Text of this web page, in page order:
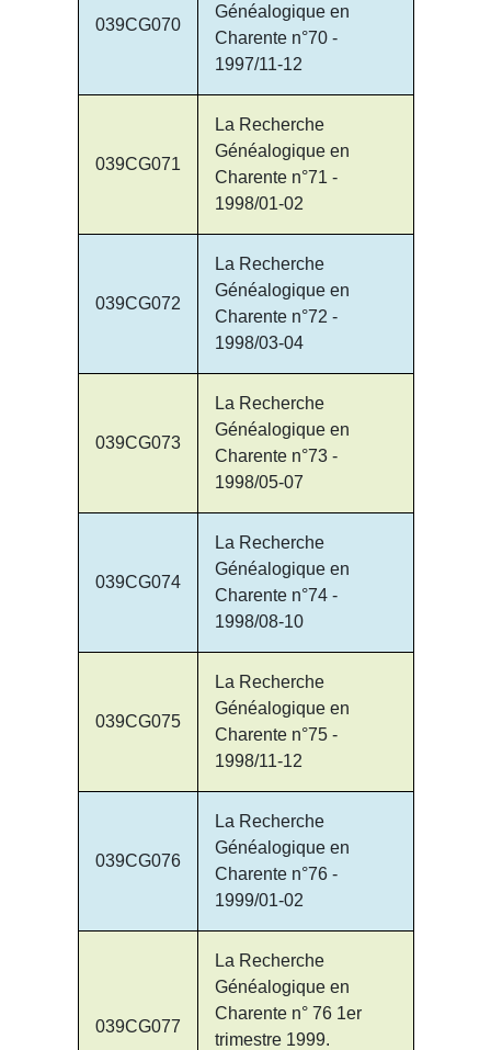
039CG070
Généalogique en
Charente n°70 -
1997/11-12
039CG071
La Recherche
Généalogique en
Charente n°71 -
1998/01-02
039CG072
La Recherche
Généalogique en
Charente n°72 -
1998/03-04
039CG073
La Recherche
Généalogique en
Charente n°73 -
1998/05-07
039CG074
La Recherche
Généalogique en
Charente n°74 -
1998/08-10
039CG075
La Recherche
Généalogique en
Charente n°75 -
1998/11-12
039CG076
La Recherche
Généalogique en
Charente n°76 -
1999/01-02
039CG077
La Recherche
Généalogique en
Charente n° 76 1er
trimestre 1999.